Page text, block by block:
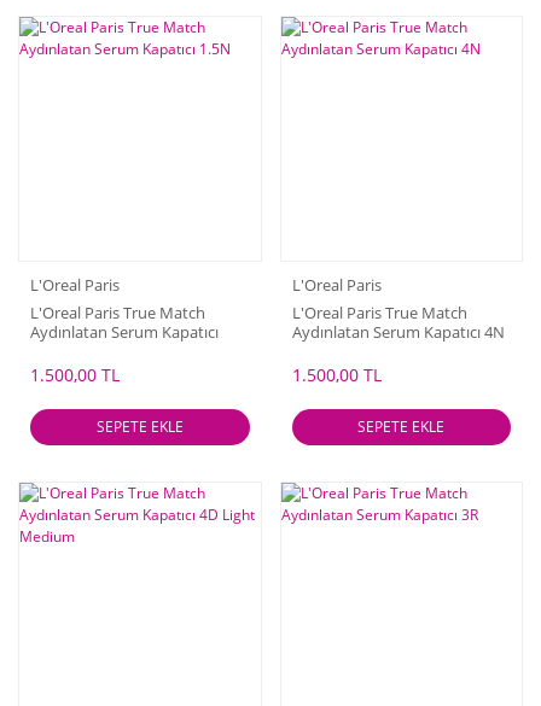
L'Oreal Paris
L'Oreal Paris True Match
Aydınlatan Serum Kapatıcı
1.500,00 TL
SEPETE EKLE
L'Oreal Paris
L'Oreal Paris True Match
Aydınlatan Serum Kapatıcı 4N
1.500,00 TL
SEPETE EKLE